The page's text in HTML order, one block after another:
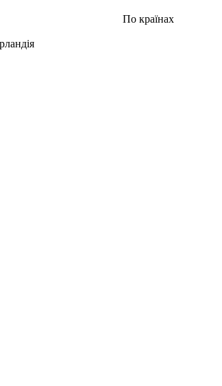
По країнах